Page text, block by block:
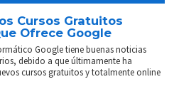
Cursos Gratuitos
Ofrece Google
Google tiene buenas noticias
debido a que últimamente ha
cursos gratuitos y totalmente online